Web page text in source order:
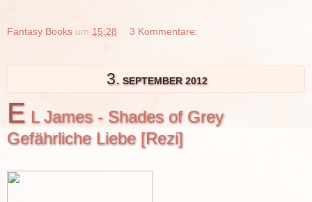
Fantasy Books um 15:28 3 Kommentare:
3. SEPTEMBER 2012
E L James - Shades of Grey
Gefährliche Liebe [Rezi]